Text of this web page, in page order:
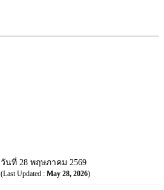
วันที่ 28 พฤษภาคม 2569
(Last Updated : May 28, 2026)